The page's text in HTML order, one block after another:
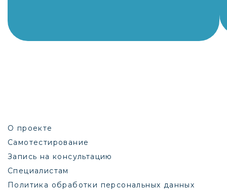
О проекте
Самотестирование
Запись на консультацию
Специалистам
Политика обработки персональных данных